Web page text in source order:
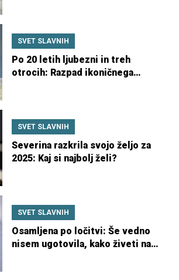
SVET SLAVNIH
Po 20 letih ljubezni in treh
otrocih: Razpad ikoničnega
SVET SLAVNIH
Severina razkrila svojo željo za
2025: Kaj si najbolj želi?
SVET SLAVNIH
Osamljena po ločitvi: Še vedno
nisem ugotovila, kako živeti na